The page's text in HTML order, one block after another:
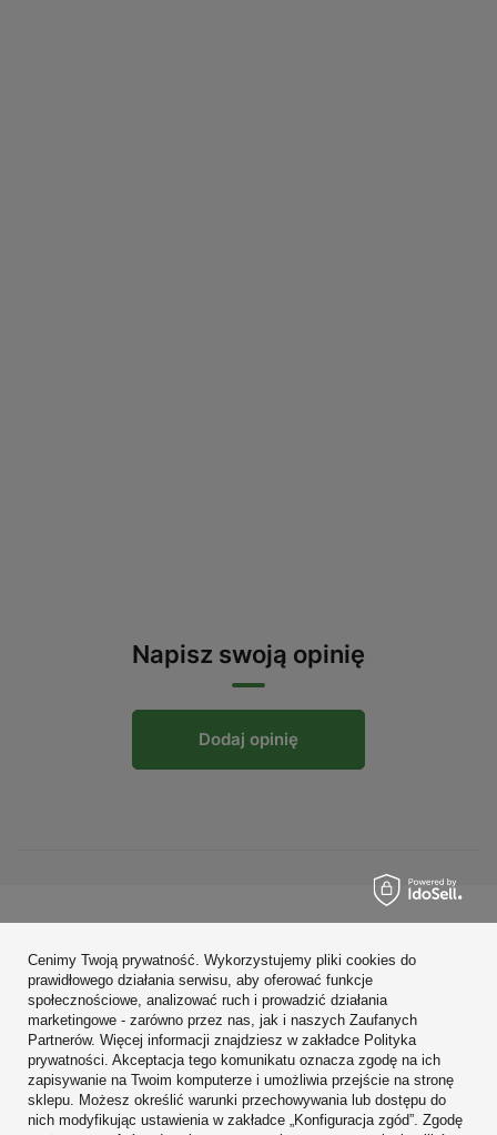
Napisz swoją opinię
Dodaj opinię
Konto
Regulaminy
Zobacz również
W sklepie prezentujemy ceny brutto (z VAT).
Cenimy Twoją prywatność. Wykorzystujemy pliki cookies do
prawidłowego działania serwisu, aby oferować funkcje
społecznościowe, analizować ruch i prowadzić działania
marketingowe - zarówno przez nas, jak i naszych Zaufanych
Partnerów. Więcej informacji znajdziesz w zakładce Polityka
prywatności. Akceptacja tego komunikatu oznacza zgodę na ich
zapisywanie na Twoim komputerze i umożliwia przejście na stronę
sklepu. Możesz określić warunki przechowywania lub dostępu do
nich modyfikując ustawienia w zakładce „Konfiguracja zgód”. Zgodę